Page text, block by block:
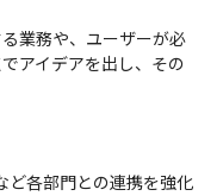
業務や、ユーザーが必
アイデアを出し、その
各部門との連携を強化